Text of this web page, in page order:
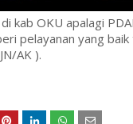
kab OKU apalagi
pelayanan yang
AK ).